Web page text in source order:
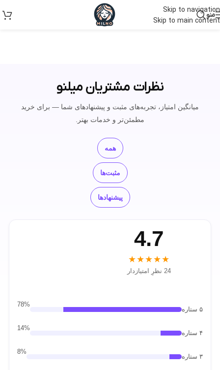
Skip to navigation
Skip to main content
منو
نظرات مشتریان میلنو
میانگین امتیاز، تجربه‌های مثبت و پیشنهادهای شما — برای خرید
مطمئن‌تر و خدمات بهتر.
همه
مثبت‌ها
پیشنهادها
4.7
★★★★★
24 نظرِ امتیازدار
۵ ستاره
78%
۴ ستاره
14%
۳ ستاره
8%